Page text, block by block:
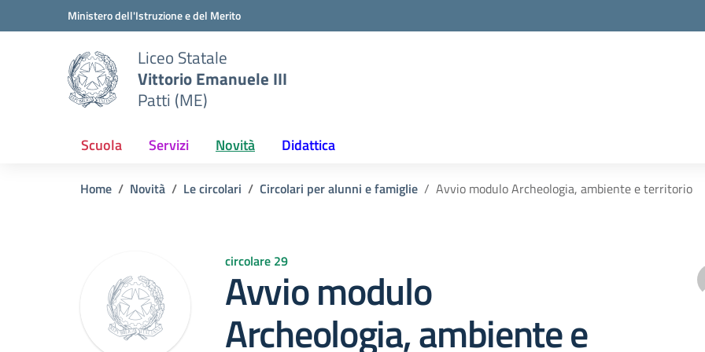
Vai ai contenuti
Vai al menu di navigazioneMinistero dell'Istruzione e del Merito
Liceo Statale
Vittorio Emanuele III
Patti (ME)
Scuola Servizi Novità Didattica
Home Novità Le circolari Circolari per alunni e famiglie Avvio modulo Archeologia, ambiente e territorio
circolare 29
Avvio modulo
Archeologia, ambiente e